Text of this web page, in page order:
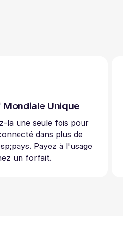
Mondiale Unique
la une seule fois pour
dans plus de
Payez à l'usage
un forfait.